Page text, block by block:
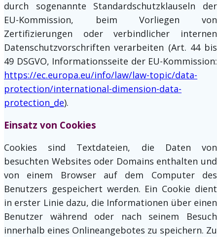
durch sogenannte Standardschutzklauseln der
EU-Kommission, beim Vorliegen von
Zertifizierungen oder verbindlicher internen
Datenschutzvorschriften verarbeiten (Art. 44 bis
49 DSGVO, Informationsseite der EU-Kommission:
https://ec.europa.eu/info/law/law-topic/data-
protection/international-dimension-data-
protection_de).
Einsatz von Cookies
Cookies sind Textdateien, die Daten von
besuchten Websites oder Domains enthalten und
von einem Browser auf dem Computer des
Benutzers gespeichert werden. Ein Cookie dient
in erster Linie dazu, die Informationen über einen
Benutzer während oder nach seinem Besuch
innerhalb eines Onlineangebotes zu speichern. Zu